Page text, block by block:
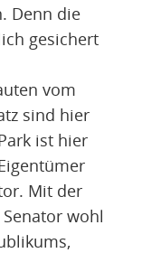
Denn die
gesichert
vom
sind hier
ist hier
Mit der
wohl